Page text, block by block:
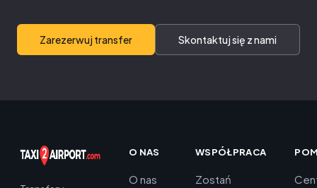
Zarezerwuj transfer Skontaktuj się z nami
O NAS
O nas
WSPÓŁPRACA
Zostań